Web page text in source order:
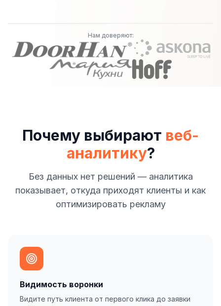
Нам доверяют:
Почему выбирают веб-
аналитику?
Без данных нет решений — аналитика
показывает, откуда приходят клиенты и как
оптимизировать рекламу
Видимость воронки
Видите путь клиента от первого клика до заявки